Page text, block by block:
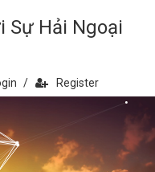
Sự Hải Ngoại
/ Register